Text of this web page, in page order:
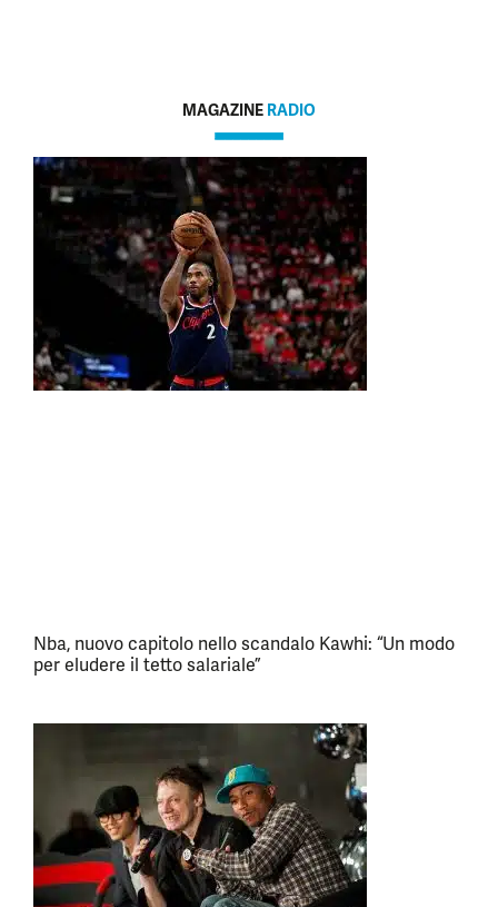
MAGAZINE RADIO
Nba, nuovo capitolo nello scandalo Kawhi: “Un modo
per eludere il tetto salariale”